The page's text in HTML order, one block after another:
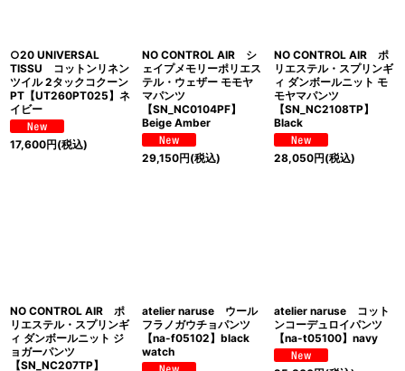
○20 UNIVERSAL
TISSU コットンリネン
ツイル 2タックコクーン
PT【UT260PT025】ネ
イビー
17,600円(税込)
NO CONTROL AIR シ
ェイプメモリーポリエス
テル・ウェザー モモヤ
マパンツ
【SN_NC0104PF】
Beige Amber
29,150円(税込)
NO CONTROL AIR ポ
リエステル・スプリンギ
ィ ダンボールニット モ
モヤマパンツ
【SN_NC2108TP】
Black
28,050円(税込)
NO CONTROL AIR ポ
リエステル・スプリンギ
ィ ダンボールニット ジ
ョガーパンツ
【SN_NC207TP】
atelier naruse ウール
フラノガウチョパンツ
【na-f05102】black
watch
atelier naruse コット
ンコーデュロイパンツ
【na-t05100】navy